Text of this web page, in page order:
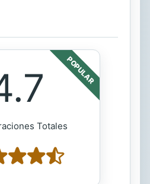
POPULAR
Totales